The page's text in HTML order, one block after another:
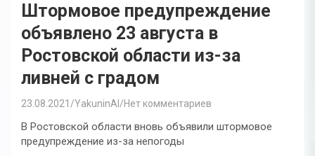
Штормовое предупреждение
объявлено 23 августа в
Ростовской области из-за
ливней с градом
23.08.2021 YakuninAI Нет комментариев
В Ростовской области вновь объявили штормовое
предупреждение из-за непогоды